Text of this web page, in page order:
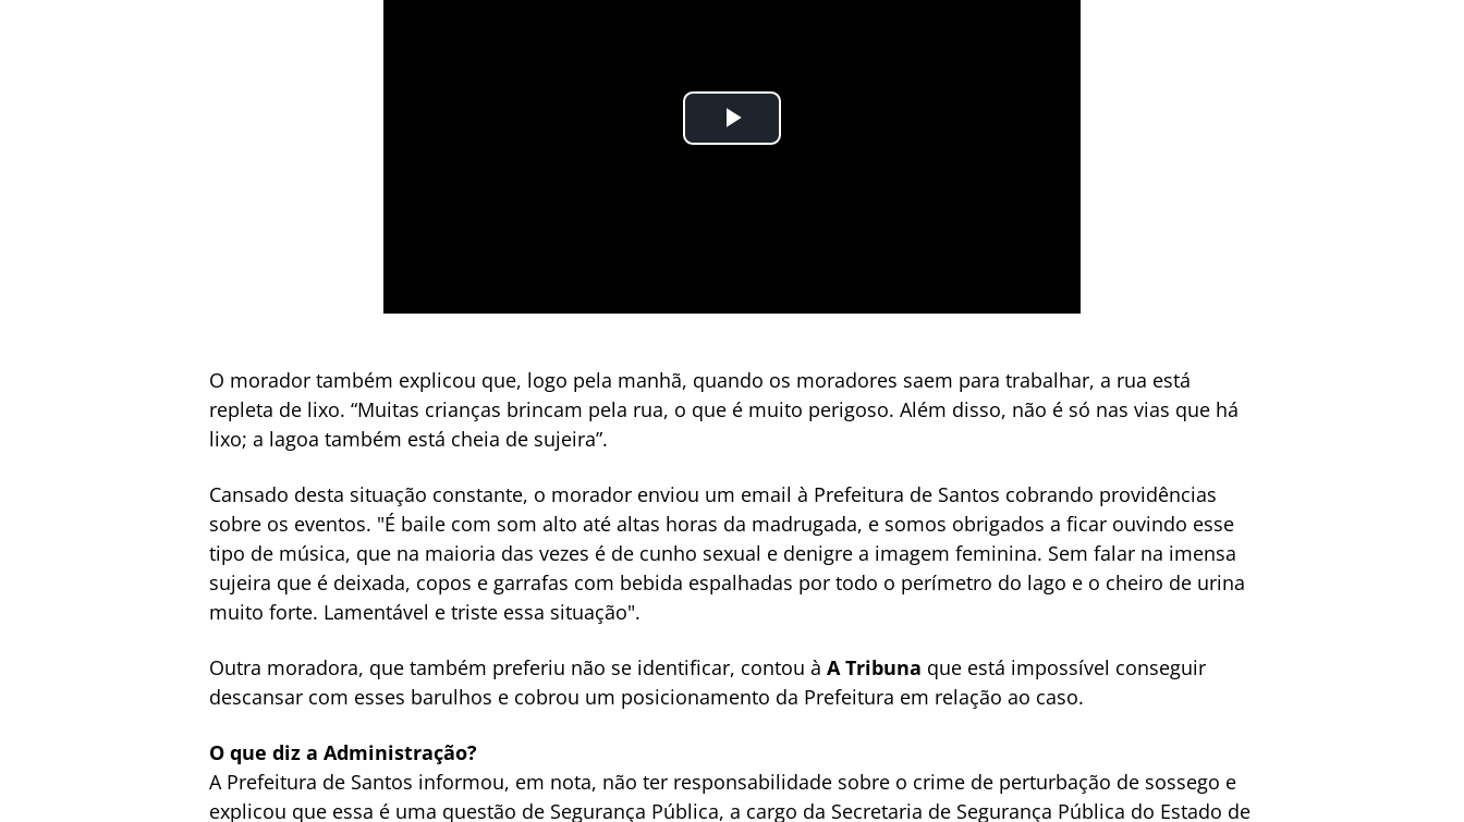
O morador também explicou que, logo pela manhã, quando os moradores saem para trabalhar, a rua está
repleta de lixo. “Muitas crianças brincam pela rua, o que é muito perigoso. Além disso, não é só nas vias que há
lixo; a lagoa também está cheia de sujeira”.
Cansado desta situação constante, o morador enviou um email à Prefeitura de Santos cobrando providências
sobre os eventos. "É baile com som alto até altas horas da madrugada, e somos obrigados a ficar ouvindo esse
tipo de música, que na maioria das vezes é de cunho sexual e denigre a imagem feminina. Sem falar na imensa
sujeira que é deixada, copos e garrafas com bebida espalhadas por todo o perímetro do lago e o cheiro de urina
muito forte. Lamentável e triste essa situação".
Outra moradora, que também preferiu não se identificar, contou à A Tribuna que está impossível conseguir
descansar com esses barulhos e cobrou um posicionamento da Prefeitura em relação ao caso.
O que diz a Administração?
A Prefeitura de Santos informou, em nota, não ter responsabilidade sobre o crime de perturbação de sossego e
explicou que essa é uma questão de Segurança Pública, a cargo da Secretaria de Segurança Pública do Estado de